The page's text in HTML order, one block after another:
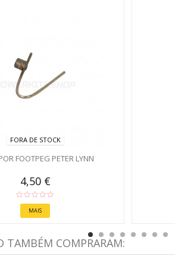
FORA DE STOCK
FOOTPEG PETER LYNN
4,50 €
MAIS
TAMBÉM COMPRARAM: